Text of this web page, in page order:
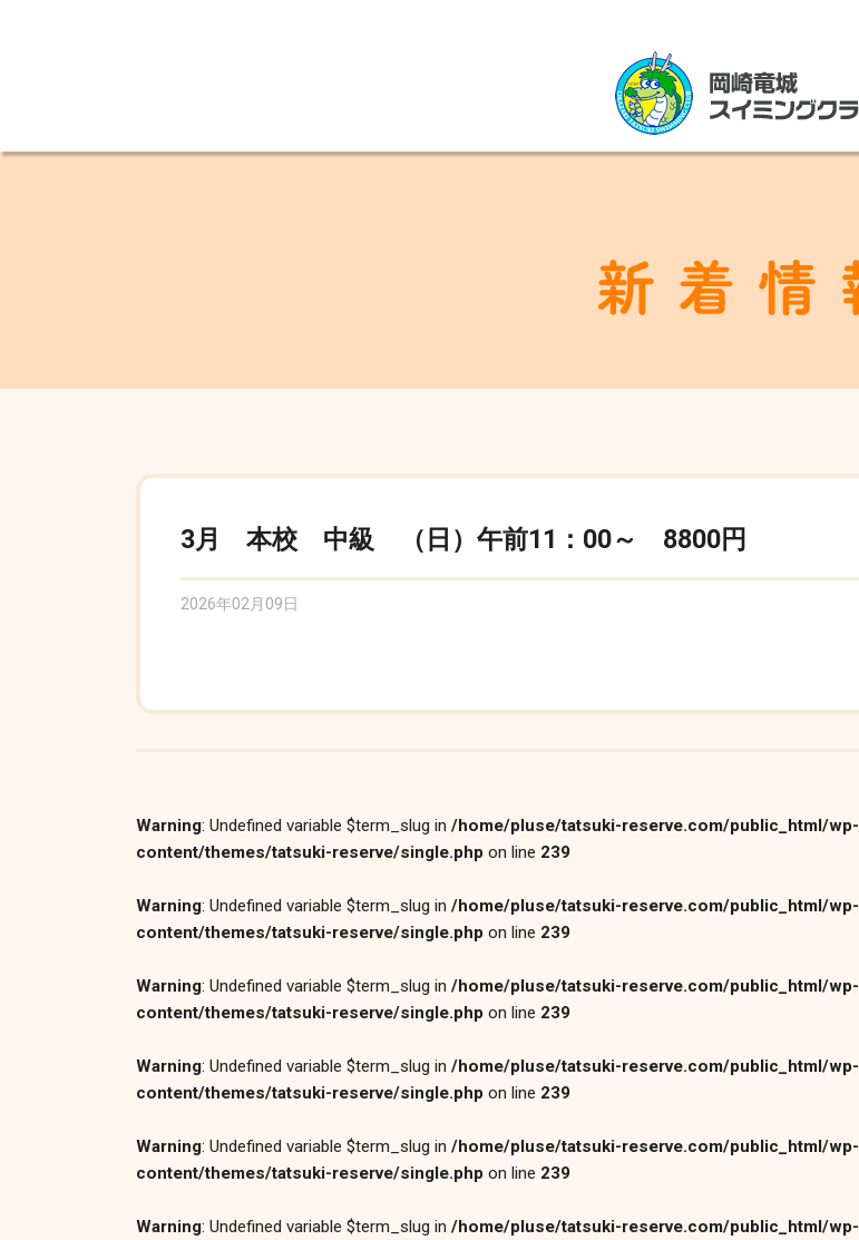
3月 本校 中級 （日）午前11：00～ 8800円
2026年02月09日
Warning: Undefined variable $term_slug in /home/pluse/tatsuki-reserve.com/public_html/wp-
content/themes/tatsuki-reserve/single.php on line 239
Warning: Undefined variable $term_slug in /home/pluse/tatsuki-reserve.com/public_html/wp-
content/themes/tatsuki-reserve/single.php on line 239
Warning: Undefined variable $term_slug in /home/pluse/tatsuki-reserve.com/public_html/wp-
content/themes/tatsuki-reserve/single.php on line 239
Warning: Undefined variable $term_slug in /home/pluse/tatsuki-reserve.com/public_html/wp-
content/themes/tatsuki-reserve/single.php on line 239
Warning: Undefined variable $term_slug in /home/pluse/tatsuki-reserve.com/public_html/wp-
content/themes/tatsuki-reserve/single.php on line 239
Warning: Undefined variable $term_slug in /home/pluse/tatsuki-reserve.com/public_html/wp-